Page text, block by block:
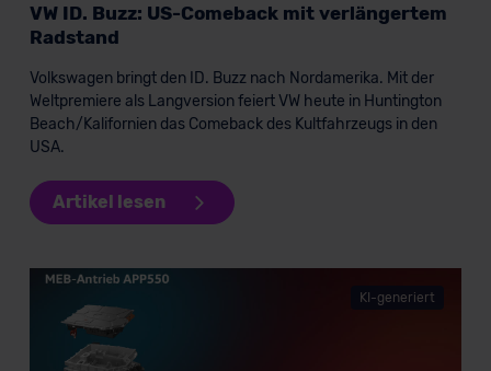
VW ID. Buzz: US-Comeback mit verlängertem
Radstand
Volkswagen bringt den ID. Buzz nach Nordamerika. Mit der
Weltpremiere als Langversion feiert VW heute in Huntington
Beach/Kalifornien das Comeback des Kultfahrzeugs in den
USA.
Artikel lesen
KI-generiert